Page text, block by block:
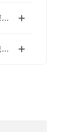
鹅ELISA试剂盒核心技术深度解析：如何实现鹅源抗体与抗原的高特异性检测及精准定量分析？
ELISA试剂盒在实验室中怎么用